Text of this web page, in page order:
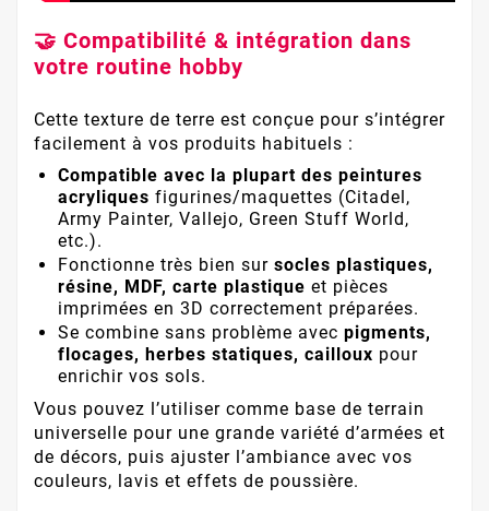
🤝 Compatibilité & intégration dans
votre routine hobby
Cette texture de terre est conçue pour s’intégrer
facilement à vos produits habituels :
Compatible avec la plupart des peintures
acryliques figurines/maquettes (Citadel,
Army Painter, Vallejo, Green Stuff World,
etc.).
Fonctionne très bien sur socles plastiques,
résine, MDF, carte plastique et pièces
imprimées en 3D correctement préparées.
Se combine sans problème avec pigments,
flocages, herbes statiques, cailloux pour
enrichir vos sols.
Vous pouvez l’utiliser comme base de terrain
universelle pour une grande variété d’armées et
de décors, puis ajuster l’ambiance avec vos
couleurs, lavis et effets de poussière.